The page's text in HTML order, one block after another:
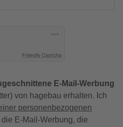
Friendly Captcha
E-Mail-Werbung
von hagebau erhalten. Ich
personenbezogenen
die E-Mail-Werbung, die